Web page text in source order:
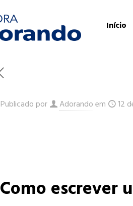
Início
Publicado por Adorandoem 12
Como escrever